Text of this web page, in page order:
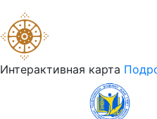
Интерактивная карта